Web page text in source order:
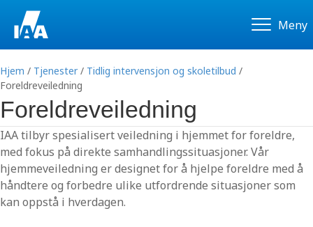
Meny
Hjem / Tjenester/ Tidlig intervensjon og skoletilbud /
Foreldreveiledning
Foreldreveiledning
IAA tilbyr spesialisert veiledning i hjemmet for foreldre,
med fokus på direkte samhandlingssituasjoner. Vår
hjemmeveiledning er designet for å hjelpe foreldre med å
håndtere og forbedre ulike utfordrende situasjoner som
kan oppstå i hverdagen.